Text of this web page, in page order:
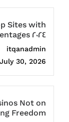
Sites with
2024
itqanadmin
July 30, 2026
Not on
Freedom